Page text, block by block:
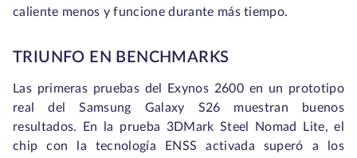
caliente menos y funcione durante más tiempo.
TRIUNFO EN BENCHMARKS
Las primeras pruebas del Exynos 2600 en un prototipo
real del Samsung Galaxy S26 muestran buenos
resultados. En la prueba 3DMark Steel Nomad Lite, el
chip con la tecnología ENSS activada superó a los